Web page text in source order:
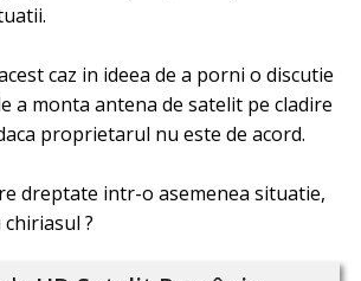
caz in ideea de a porni o discutie
a monta antena de satelit pe cladire
proprietarul nu este de acord.
dreptate intr-o asemenea situatie,
?